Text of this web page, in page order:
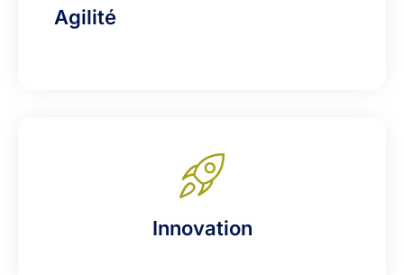
Agilité
Innovation